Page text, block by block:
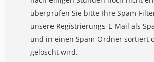
überprüfen Sie bitte Ihre Spam-
unsere Registrierungs-E-Mail als
und in einen Spam-Ordner sortiert
gelöscht wird.